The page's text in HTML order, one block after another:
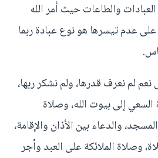
والطاعات حيث أمر الله
عدم تيسرها هو نوع عبادة ربما
نعم لم نعرف قدرها، ولم نشكر ربها،
إلى بيوت الله، وصلاة
والدعاء بين الأذان والإقامة،
وصلاة الملائكة على العبد وأجر